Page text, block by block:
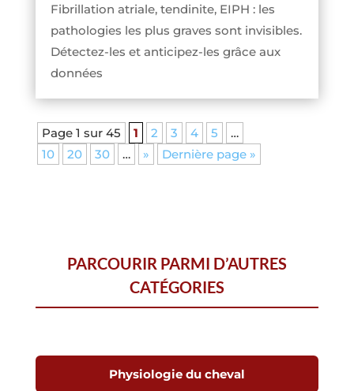
Fibrillation atriale, tendinite, EIPH : les
pathologies les plus graves sont invisibles.
Détectez-les et anticipez-les grâce aux
données
Page 1 sur 45 1 2 3 4 5
…
10
20 30 … » Dernière page »
PARCOURIR PARMI D’AUTRES
CATÉGORIES
Physiologie du cheval